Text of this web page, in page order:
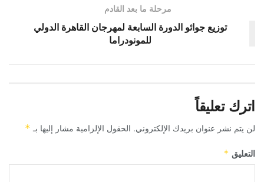
مرحلة ما بعد القادم
توزيع جوائو الدورة السابعة لمهرجان القاهرة الدولي
للمونودراما
اترك تعليقاً
لن يتم نشر عنوان بريدك الإلكتروني. الحقول الإلزامية مشار إليها بـ *
التعليق *